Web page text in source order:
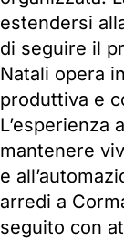
estendersi
di seguire il
Natali opera
produttiva e
L’esperienza
mantenere
e
arredi a
seguito con